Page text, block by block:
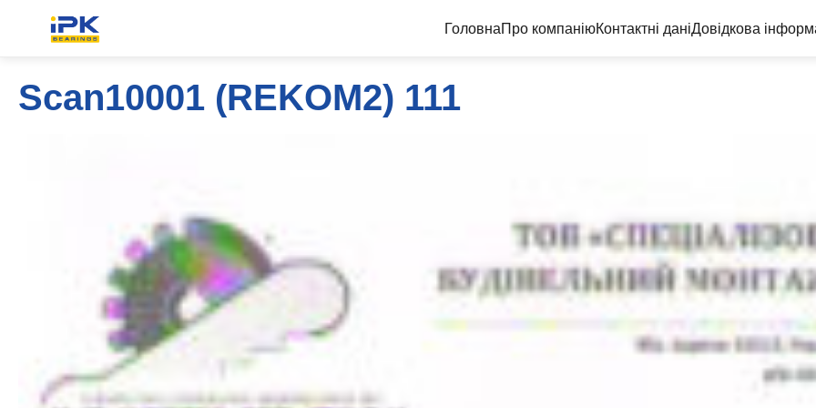
ГоловнаПро компаніюКонтактні даніДовідкова
Scan10001 (REKOM2) 111